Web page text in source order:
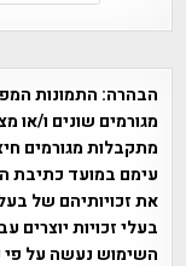
הבהרה: התמונות
מגורמים שונים ו/
מתקבלות מגורמים
עימם במועד כתיבת
את זכויותיהם של
בעלי זכויות